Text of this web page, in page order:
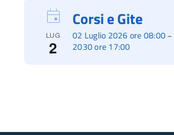
LUG
2
02 Luglio 2026 ore 08:00–
2030 ore 17:00
Corsi e Gite